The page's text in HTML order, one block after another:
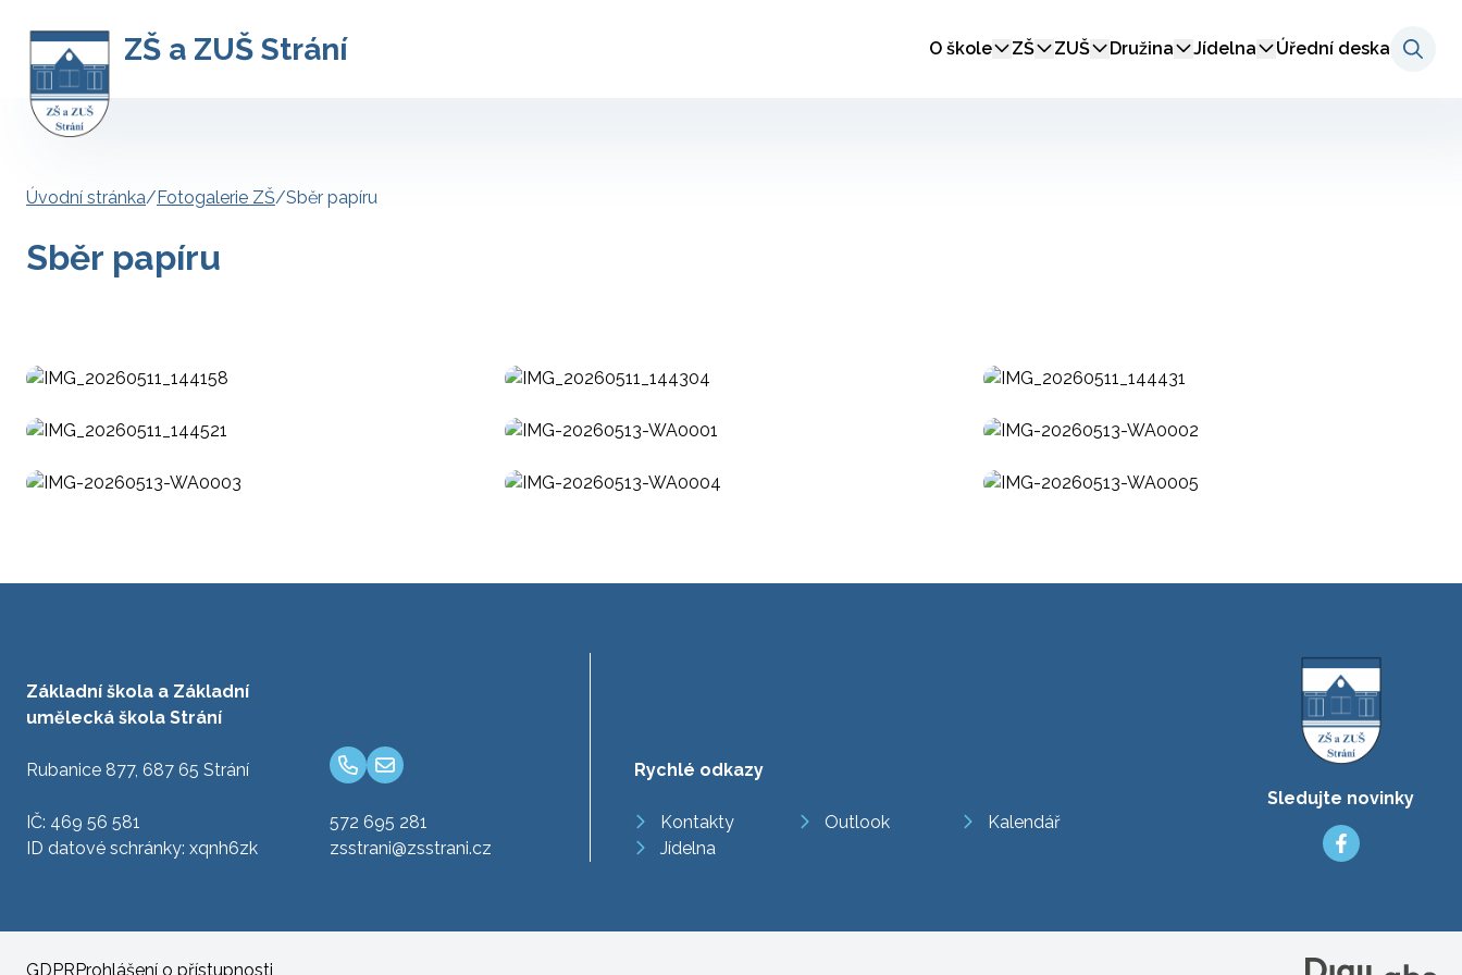
ZŠ a ZUŠ Strání O škole ZŠ ZUŠ Družina Jídelna Úřední deska
Úvodní stránka/Fotogalerie ZŠ/Sběr papíru
Sběr papíru
Základní škola a Základní
umělecká škola Strání
Rubanice 877, 687 65 Strání
IČ: 469 56 581
ID datové schránky: xqnh6zk
572 695 281
zsstrani@zsstrani.cz
Rychlé odkazy
Kontakty Outlook
Kalendář
Jídelna
Sledujte novinky
GDPR Prohlášení o přístupnosti